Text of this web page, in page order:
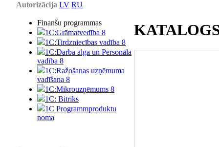
Autorizācija LV RU
Finanšu programmas
1C:Grāmatvedība 8
1C:Tirdzniecības vadība 8
1C:Darba alga un Personāla
vadība 8
1C:Ražošanas uzņēmuma
vadīšana 8
1С:Мikrouzņēmums 8
1C: Bitriks
1C Programmproduktu
noma